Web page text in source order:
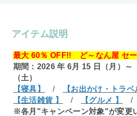
アイテム説明
最大 60％ OFF!! ど～なん屋 セ
期間：2026 年 6月 15 日（月）～
（土）
【寝具】
/
【お出かけ・トラベ
【生活雑貨 】
/ 【グルメ 】 /
※各月"キャンペーン対象"が変更